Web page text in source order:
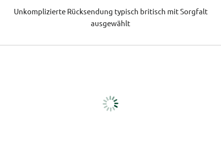
Unkomplizierte Rücksendung typisch britisch mit Sorgfalt
ausgewählt